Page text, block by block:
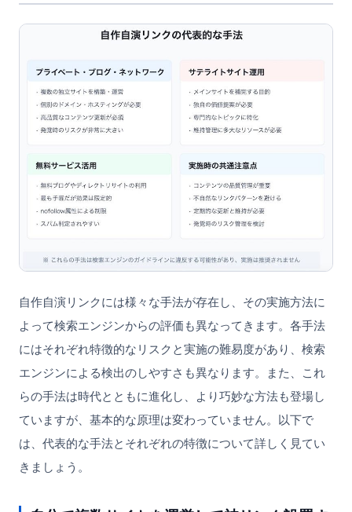
自作自演リンクには様々な手法が存在し、その実施方法に
よって検索エンジンからの評価も異なってきます。各手法
にはそれぞれ特徴的なリスクと実施の難易度があり、検索
エンジンによる検出のしやすさも異なります。また、これ
らの手法は時代とともに進化し、より巧妙な方法も登場し
ていますが、基本的な原理は変わっていません。以下で
は、代表的な手法とそれぞれの特徴について詳しく見てい
きましょう。